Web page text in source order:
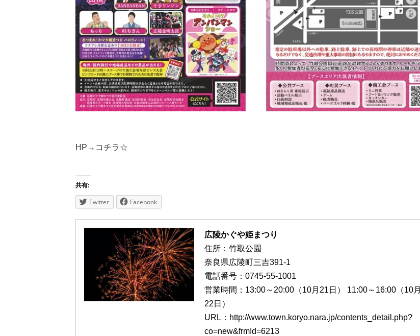
HP→ コチラ☆
共有:
Twitter Facebook
広陵かぐや姫まつり
住所：竹取公園
奈良県広陵町三吉391-1
電話番号：0745-55-1001
営業時間：13:00～20:00（10月21日） 11:00～16:00（10月
22日）
URL：http://www.town.koryo.nara.jp/contents_detail.php?
co=new&frmId=6213